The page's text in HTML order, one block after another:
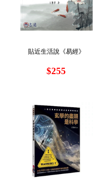
貼近生活說《易經》
$255